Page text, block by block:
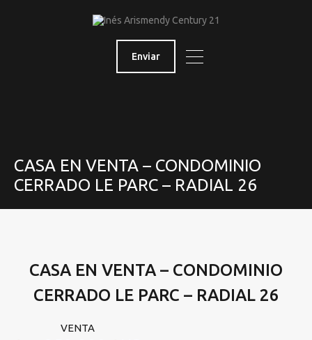
Enviar
CASA EN VENTA – CONDOMINIO
CERRADO LE PARC – RADIAL 26
CASA EN VENTA – CONDOMINIO
CERRADO LE PARC – RADIAL 26
VENTA